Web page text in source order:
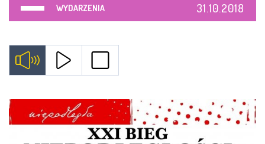
WYDARZENIA 31.10.2018